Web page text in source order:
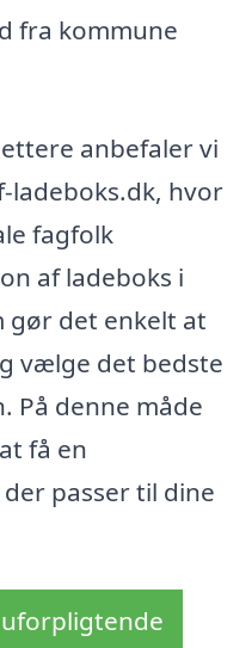
fra kommune
anbefaler vi
ladeboks.dk, hvor
fagfolk
af ladeboks i
gør det enkelt at
vælge det bedste
På denne måde
få en
passer til dine